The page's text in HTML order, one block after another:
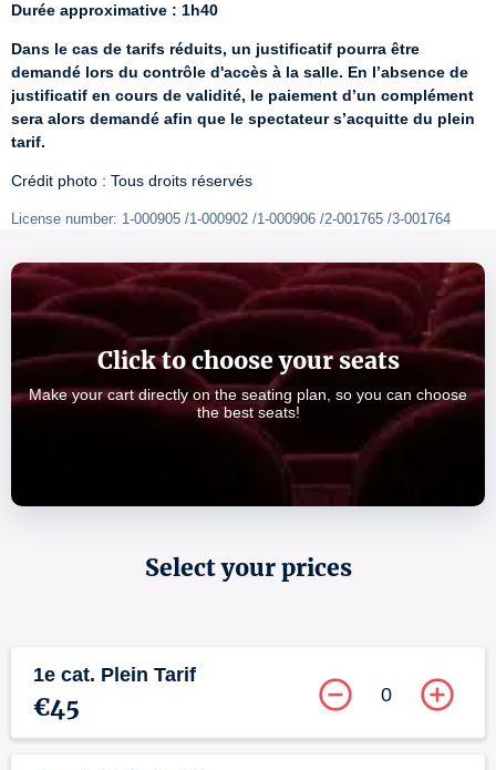
Durée approximative : 1h40
Dans le cas de tarifs réduits, un justificatif pourra être
demandé lors du contrôle d'accès à la salle. En l’absence de
justificatif en cours de validité, le paiement d’un complément
sera alors demandé afin que le spectateur s’acquitte du plein
tarif.
Crédit photo : Tous droits réservés
License number: 1-000905 /1-000902 /1-000906 /2-001765 /3-001764
Click to choose your seats
Make your cart directly on the seating plan, so you can choose
the best seats!
Select your prices
1e cat. Plein Tarif
€45 0